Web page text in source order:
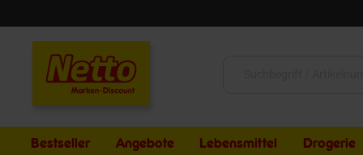
Bestseller Angebote Lebensmittel Drogerie